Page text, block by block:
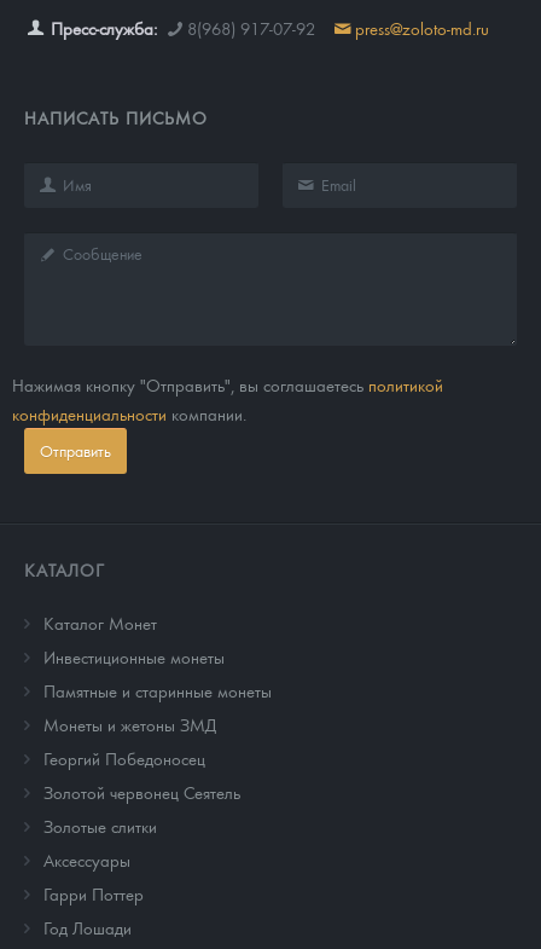
Пресс-служба: 8(968) 917-07-92 press@zoloto-md.ru
НАПИСАТЬ ПИСЬМО
Нажимая кнопку "Отправить", вы соглашаетесь политикой
конфиденциальности компании.
Отправить
КАТАЛОГ
Каталог Монет
Инвестиционные монеты
Памятные и старинные монеты
Монеты и жетоны ЗМД
Георгий Победоносец
Золотой червонец Сеятель
Золотые слитки
Аксессуары
Гарри Поттер
Год Лошади